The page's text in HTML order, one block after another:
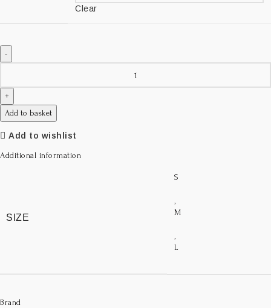
Clear
Add to basket
Add to wishlist
Additional information
SIZE
S
,
M
,
L
Brand